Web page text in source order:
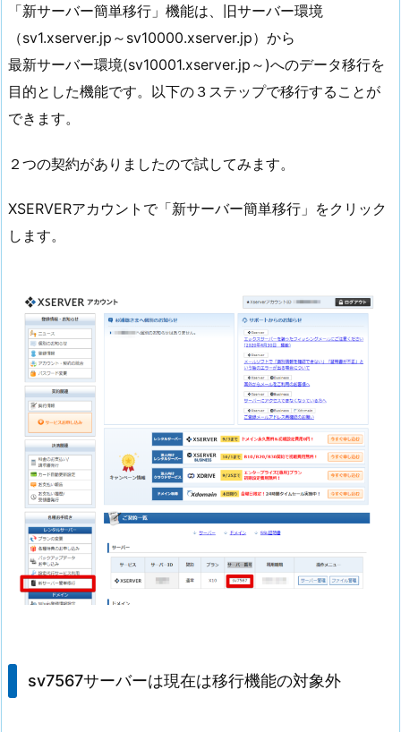
「新サーバー簡単移行」機能は、旧サーバー環境
（sv1.xserver.jp～sv10000.xserver.jp）から
最新サーバー環境(sv10001.xserver.jp～)へのデータ移行を
目的とした機能です。以下の３ステップで移行することが
できます。
２つの契約がありましたので試してみます。
XSERVERアカウントで「新サーバー簡単移行」をクリック
します。
sv7567サーバーは現在は移行機能の対象外